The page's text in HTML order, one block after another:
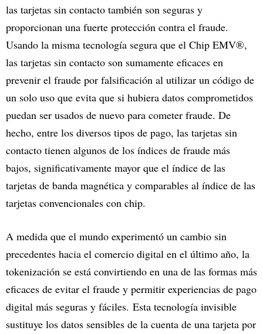
las tarjetas sin contacto también son seguras y
proporcionan una fuerte protección contra el fraude.
Usando la misma tecnología segura que el Chip EMV®,
las tarjetas sin contacto son sumamente eficaces en
prevenir el fraude por falsificación al utilizar un código de
un solo uso que evita que si hubiera datos comprometidos
puedan ser usados de nuevo para cometer fraude. De
hecho, entre los diversos tipos de pago, las tarjetas sin
contacto tienen algunos de los índices de fraude más
bajos, significativamente mayor que el índice de las
tarjetas de banda magnética y comparables al índice de las
tarjetas convencionales con chip.
A medida que el mundo experimentó un cambio sin
precedentes hacia el comercio digital en el último año, la
tokenización se está convirtiendo en una de las formas más
eficaces de evitar el fraude y permitir experiencias de pago
digital más seguras y fáciles. Esta tecnología invisible
sustituye los datos sensibles de la cuenta de una tarjeta por